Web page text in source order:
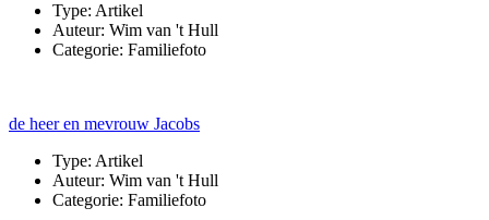
Type: Artikel
Auteur: Wim van 't Hull
Categorie: Familiefoto
de heer en mevrouw Jacobs
Type: Artikel
Auteur: Wim van 't Hull
Categorie: Familiefoto